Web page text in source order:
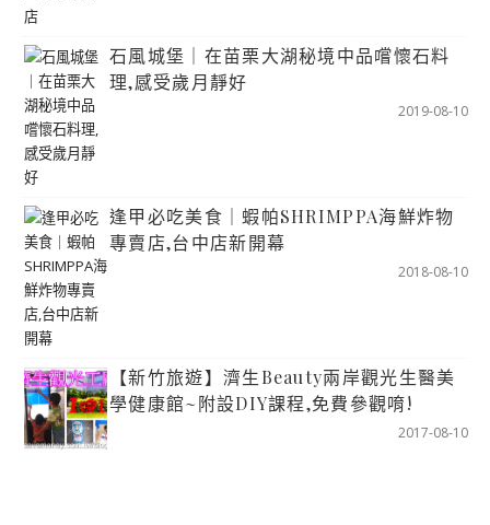
石風城堡｜在苗栗大湖秘境中品嚐懷石料
理,感受歲月靜好
2019-08-10
逢甲必吃美食｜蝦帕SHRIMPPA海鮮炸物
專賣店,台中店新開幕
2018-08-10
【新竹旅遊】濟生Beauty兩岸觀光生醫美
學健康館~附設DIY課程,免費參觀唷!
2017-08-10